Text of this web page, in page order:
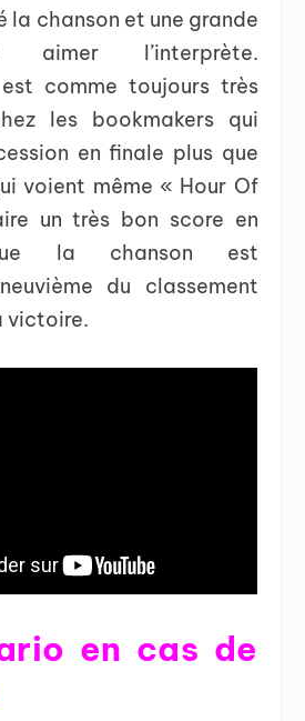
la chanson et une grande
l’interprète.
est comme toujours très
les bookmakers qui
en finale plus que
voient même « Hour Of
un très bon score en
la chanson est
du classement
victoire.
en cas de